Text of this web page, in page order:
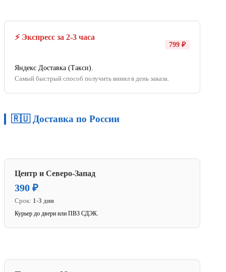
⚡ Экспресс за 2-3 часа
799 ₽
Яндекс Доставка (Такси).
Самый быстрый способ получить винил в день заказа.
🇷🇺 Доставка по России
Центр и Северо-Запад
390 ₽
Срок: 1-3 дня
Курьер до двери или ПВЗ СДЭК.